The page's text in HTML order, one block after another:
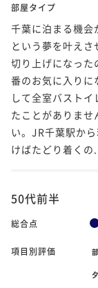
部屋タイプ
千葉に泊まる機会
という夢を叶え
切り上げになった
番のお気に入りに
して全室バスト
たことがありませ
い。JR千葉駅か
けばたどり着くの...
50代前半
総合点
項目別評価